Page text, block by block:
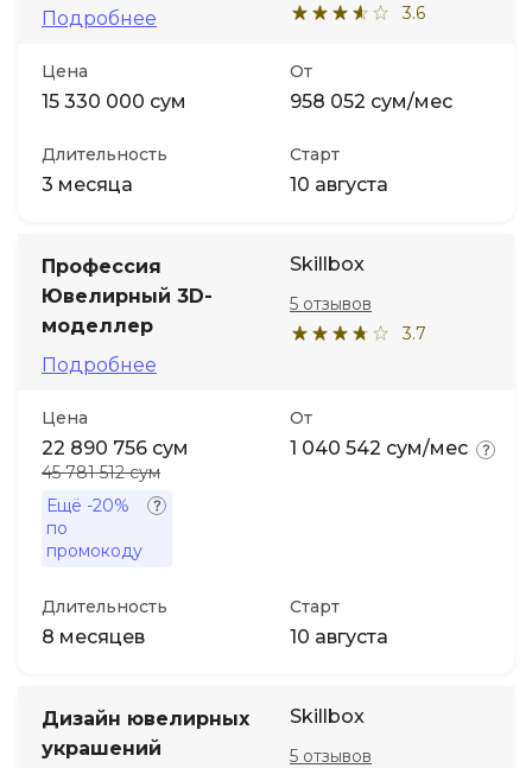
Подробнее
3.6
Цена
15 330 000 сум
От
958 052 сум/мес
Длительность
3 месяца
Старт
10 августа
Профессия
Ювелирный 3D-
моделлер
Подробнее
Skillbox
3.7
5 отзывов
Цена
22 890 756 сум
45 781 512 сум
Ещё -20%
по
промокоду
От
1 040 542 сум/мес
Длительность
8 месяцев
Старт
10 августа
Дизайн ювелирных
украшений
Skillbox
5 отзывов